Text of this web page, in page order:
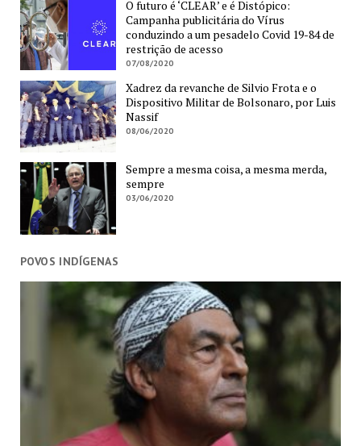
O futuro é ‘CLEAR’ e é Distópico:
Campanha publicitária do Vírus
conduzindo a um pesadelo Covid 19-84 de
restrição de acesso
07/08/2020
Xadrez da revanche de Silvio Frota e o
Dispositivo Militar de Bolsonaro, por Luis
Nassif
08/06/2020
Sempre a mesma coisa, a mesma merda,
sempre
03/06/2020
POVOS INDÍGENAS